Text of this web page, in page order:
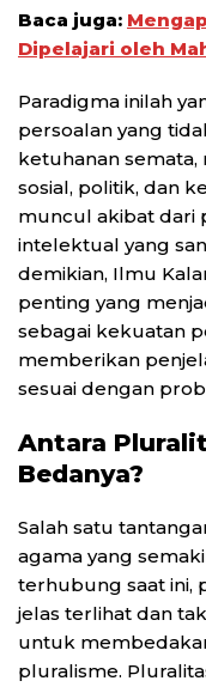
Baca juga:
Dipelajari oleh
Paradigma inilah
persoalan yang
ketuhanan
sosial, politik, dan
muncul akibat dari
intelektual yang
demikian, Ilmu
penting yang
sebagai kekuatan
memberikan
sesuai dengan
Antara
Bedanya?
Salah satu
agama yang
terhubung saat ini,
jelas terlihat dan
untuk
pluralisme.